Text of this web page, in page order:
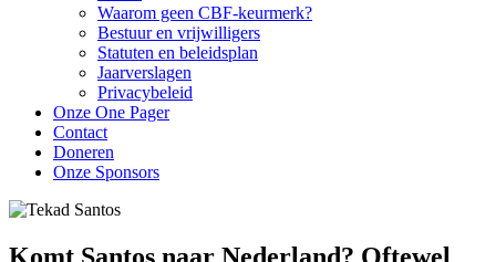
Waarom geen CBF-keurmerk?
Bestuur en vrijwilligers
Statuten en beleidsplan
Jaarverslagen
Privacybeleid
Onze One Pager
Contact
Doneren
Onze Sponsors